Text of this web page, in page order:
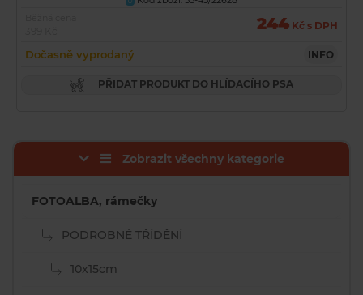
244 Kč s DPH
Dočasně vyprodaný INFO
PŘIDAT PRODUKT DO HLÍDACÍHO PSA
Zobrazit všechny kategorie
FOTOALBA, rámečky
PODROBNÉ TŘÍDĚNÍ
10x15cm